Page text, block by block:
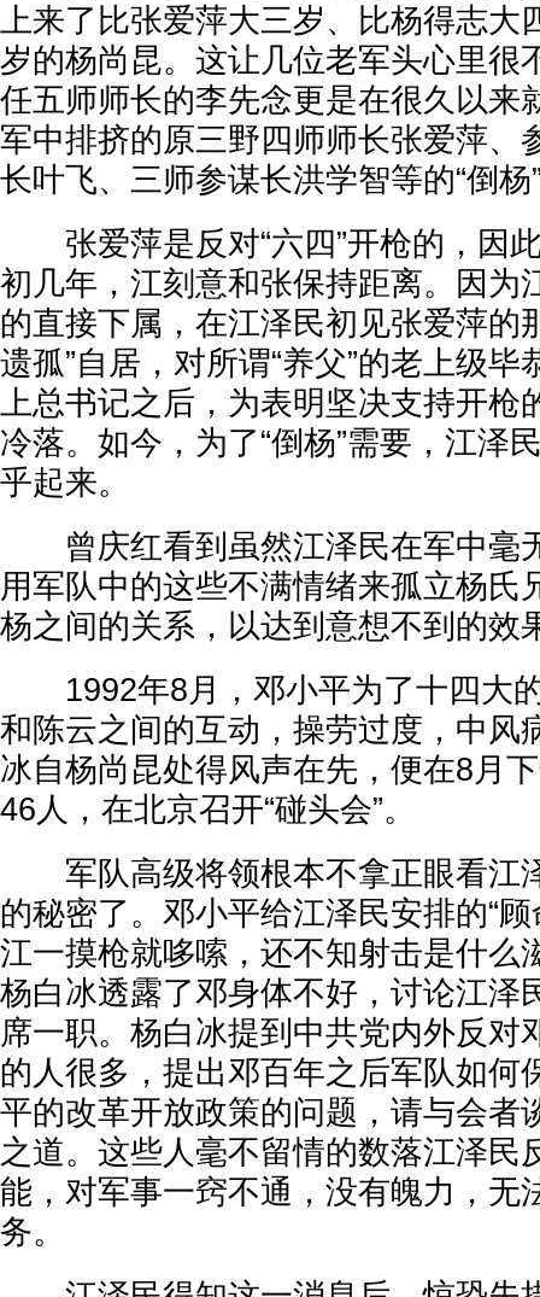
上来了比张爱萍大三岁、比杨得志大
岁的杨尚昆。这让几位老军头心里很
任五师师长的李先念更是在很久以来
军中排挤的原三野四师师长张爱萍、
长叶飞、三师参谋长洪学智等的“倒杨
张爱萍是反对“六四”开枪的，因
初几年，江刻意和张保持距离。因为
的直接下属，在江泽民初见张爱萍的
遗孤”自居，对所谓“养父”的老上级
上总书记之后，为表明坚决支持开枪
冷落。如今，为了“倒杨”需要，江泽
乎起来。
曾庆红看到虽然江泽民在军中毫
用军队中的这些不满情绪来孤立杨氏
杨之间的关系，以达到意想不到的效
1992年8月，邓小平为了十四大
和陈云之间的互动，操劳过度，中风
冰自杨尚昆处得风声在先，便在8月
46人，在北京召开“碰头会”。
军队高级将领根本不拿正眼看江
的秘密了。邓小平给江泽民安排的“
江一摸枪就哆嗦，还不知射击是什么
杨白冰透露了邓身体不好，讨论江泽
席一职。杨白冰提到中共党内外反对
的人很多，提出邓百年之后军队如何
平的改革开放政策的问题，请与会者
之道。这些人毫不留情的数落江泽民
能，对军事一窍不通，没有魄力，无
务。